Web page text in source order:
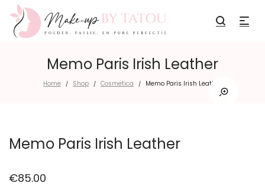
Memo Paris Irish Leather
Home / Shop / Cosmetica / Memo Paris Irish Leather
Memo Paris Irish Leather
€85.00